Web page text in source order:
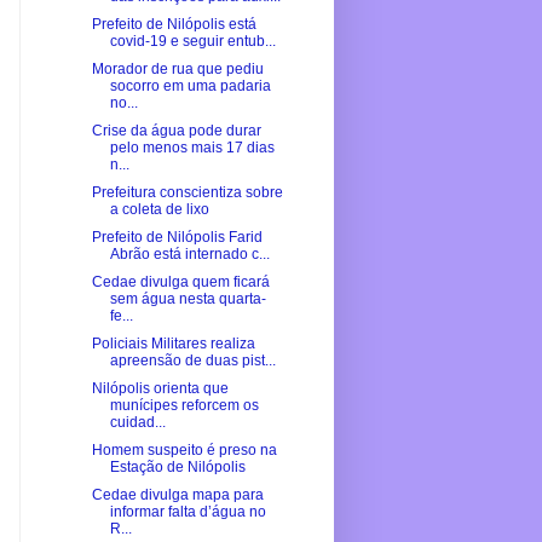
Prefeito de Nilópolis está
covid-19 e seguir entub...
Morador de rua que pediu
socorro em uma padaria
no...
Crise da água pode durar
pelo menos mais 17 dias
n...
Prefeitura conscientiza sobre
a coleta de lixo
Prefeito de Nilópolis Farid
Abrão está internado c...
Cedae divulga quem ficará
sem água nesta quarta-
fe...
Policiais Militares realiza
apreensão de duas pist...
Nilópolis orienta que
munícipes reforcem os
cuidad...
Homem suspeito é preso na
Estação de Nilópolis
Cedae divulga mapa para
informar falta d’água no
R...